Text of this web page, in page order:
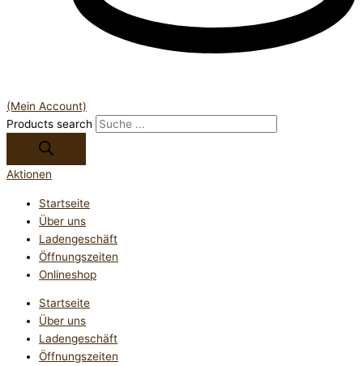
(Mein Account)
Products search
Aktionen
Startseite
Über uns
Ladengeschäft
Öffnungszeiten
Onlineshop
Startseite
Über uns
Ladengeschäft
Öffnungszeiten